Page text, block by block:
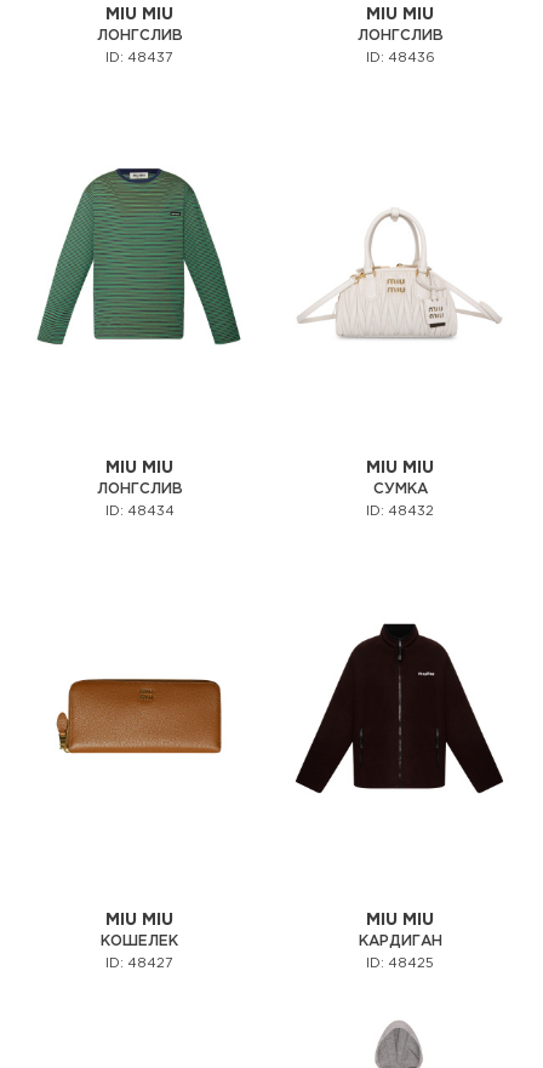
MIU MIU
ЛОНГСЛИВ
ID: 48437
MIU MIU
ЛОНГСЛИВ
ID: 48436
MIU MIU
ЛОНГСЛИВ
ID: 48434
MIU MIU
СУМКА
ID: 48432
MIU MIU
КОШЕЛЕК
ID: 48427
MIU MIU
КАРДИГАН
ID: 48425